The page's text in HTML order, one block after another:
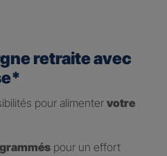
retraite avec
pour alimenter votre
pour un effort